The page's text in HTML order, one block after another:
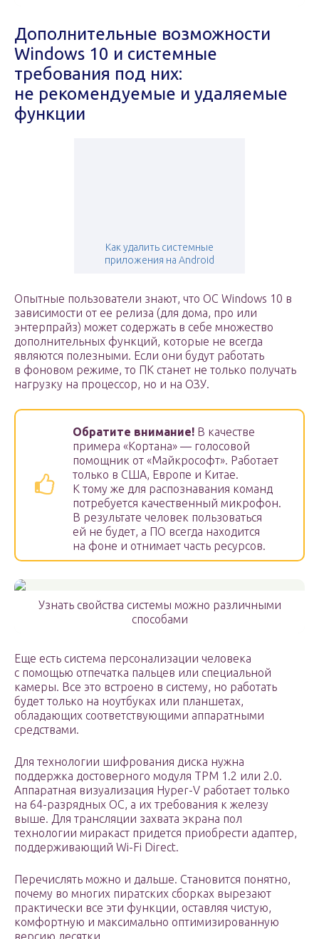
Дополнительные возможности
Windows 10 и системные
требования под них:
не рекомендуемые и удаляемые
функции
Как удалить системные
приложения на Android
Опытные пользователи знают, что ОС Windows 10 в
зависимости от ее релиза (для дома, про или
энтерпрайз) может содержать в себе множество
дополнительных функций, которые не всегда
являются полезными. Если они будут работать
в фоновом режиме, то ПК станет не только получать
нагрузку на процессор, но и на ОЗУ.
Обратите внимание! В качестве
примера «Кортана» — голосовой
помощник от «Майкрософт». Работает
только в США, Европе и Китае.
К тому же для распознавания команд
потребуется качественный микрофон.
В результате человек пользоваться
ей не будет, а ПО всегда находится
на фоне и отнимает часть ресурсов.
Узнать свойства системы можно различными
способами
Еще есть система персонализации человека
с помощью отпечатка пальцев или специальной
камеры. Все это встроено в систему, но работать
будет только на ноутбуках или планшетах,
обладающих соответствующими аппаратными
средствами.
Для технологии шифрования диска нужна
поддержка достоверного модуля TPM 1.2 или 2.0.
Аппаратная визуализация Hyper-V работает только
на 64-разрядных ОС, а их требования к железу
выше. Для трансляции захвата экрана пол
технологии миракаст придется приобрести адаптер,
поддерживающий Wi-Fi Direct.
Перечислять можно и дальше. Становится понятно,
почему во многих пиратских сборках вырезают
практически все эти функции, оставляя чистую,
комфортную и максимально оптимизированную
версию десятки.